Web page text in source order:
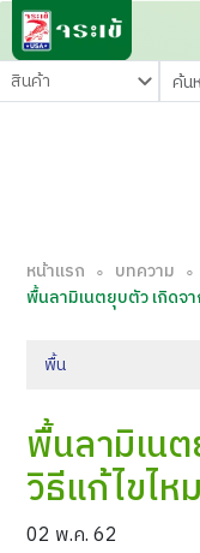
หน้าแรก ∘ บทความ ∘
พื้นลามิเนตยุบตัว เกิดจา
พื้น
พื้นลามิเน
วิธีแก้ไขไห
02 พ.ค. 62